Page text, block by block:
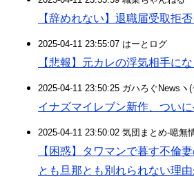
【辞めれない】退職届受取拒
2025-04-11 23:55:07 はーとログ
【悲報】元カレの浮気相手に
2025-04-11 23:50:25 ガハろぐNewsヽ
イナズマイレブン新作、ついに
2025-04-11 23:50:02 気団まとめ-噫無
【困惑】タワマンで暮す不倫
とも旦那とも別れられない理